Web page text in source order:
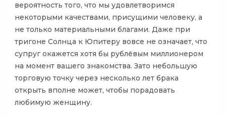
вероятность того, что мы удовлетворимся
некоторыми качествами, присущими человеку, а
не только материальными благами. Даже при
тригоне Солнца к Юпитеру вовсе не означает, что
супруг окажется хотя бы рублёвым миллионером
на момент вашего знакомства. Зато небольшую
торговую точку через несколько лет брака
открыть вполне может, чтобы порадовать
любимую женщину.